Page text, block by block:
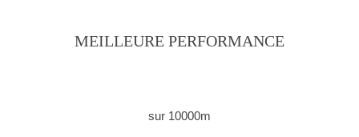
MEILLEURE PERFORMANCE
sur 10000m